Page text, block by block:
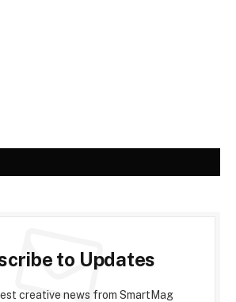
to Updates
creative news from SmartMag